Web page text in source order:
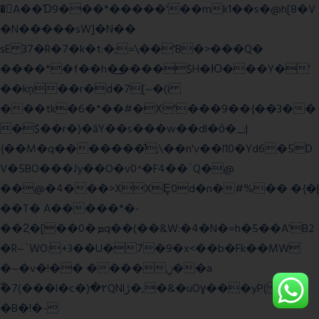
�A��Ɗ9���*�����'��mk1��s�@h[8�V
�N�����sW]�N��
sE 37�R�7�k�t:�;=\��'B�>���Q�
����*�f��h�͢����$H�Ю���Y�'
��kņ��r�d�7[~�(i
���tk�6�*��#�X'���9��{��3��
�$��r�)�āY��s���w��dl�ȏ�_;|
{��M�q�������̆;\��n'v��l10�Yd6�5D
V�5BO���Jy��O�v0^�F4��`Q�@
��@�4���>XXȨ0d�n�#%�� �{�|
��T� A�����*�-
��2͔�[��0�ܡq��(��&W:�4�N�=h�5��A'B2
�R~`WO:+3��U�7�9�x<��b�Fk��MW
�~�v�!�� ����ݧ��a
ّ�7(���l�c�)�۲QNlڙ�,�&�uOɣ���yP( z�D|
�B�!�-